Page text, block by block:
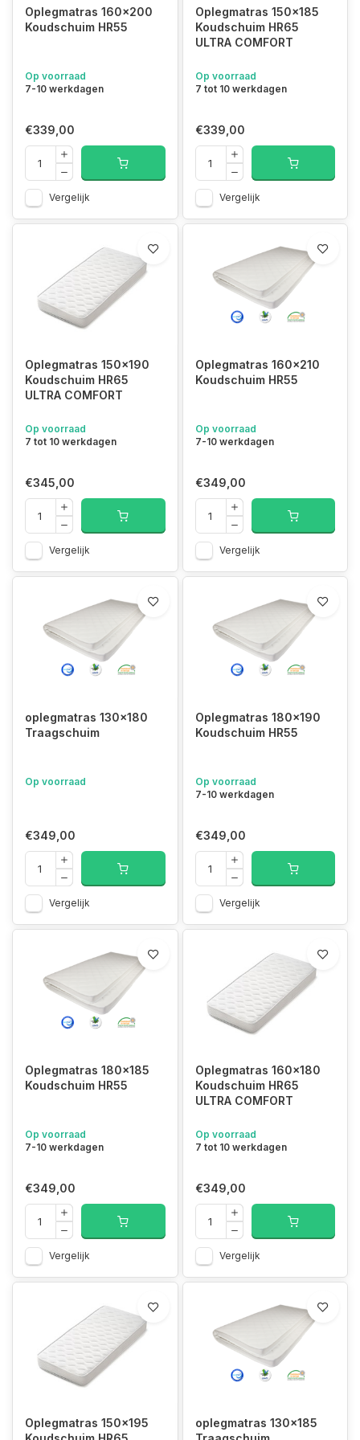
Oplegmatras 160x200
Koudschuim HR55
Op voorraad
7-10 werkdagen
€339,00
Vergelijk
Oplegmatras 150x185
Koudschuim HR65
ULTRA COMFORT
Op voorraad
7 tot 10 werkdagen
€339,00
Vergelijk
Oplegmatras 150x190
Koudschuim HR65
ULTRA COMFORT
Op voorraad
7 tot 10 werkdagen
€345,00
Vergelijk
Oplegmatras 160x210
Koudschuim HR55
Op voorraad
7-10 werkdagen
€349,00
Vergelijk
oplegmatras 130x180
Traagschuim
Op voorraad
€349,00
Vergelijk
Oplegmatras 180x190
Koudschuim HR55
Op voorraad
7-10 werkdagen
€349,00
Vergelijk
Oplegmatras 180x185
Koudschuim HR55
Op voorraad
7-10 werkdagen
€349,00
Vergelijk
Oplegmatras 160x180
Koudschuim HR65
ULTRA COMFORT
Op voorraad
7 tot 10 werkdagen
€349,00
Vergelijk
Oplegmatras 150x195
oplegmatras 130x185